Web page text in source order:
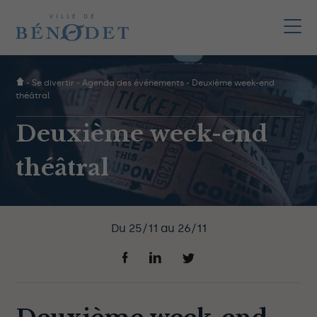
-Se divertir -Agenda des événements - Deuxième week-end
théâtral
Deuxième week-end
théâtral
Du 25/11 au 26/11